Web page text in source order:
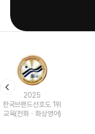
한국브랜드선호도 1위
교육(전화ㆍ화상영어)